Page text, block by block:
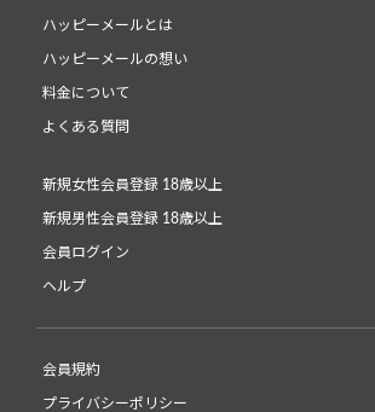
ハッピーメールとは
ハッピーメールの想い
料金について
よくある質問
新規女性会員登録 18歳以上
新規男性会員登録 18歳以上
会員ログイン
ヘルプ
会員規約
プライバシーポリシー